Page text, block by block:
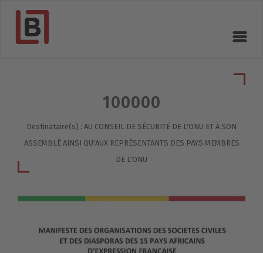
100000
Destinataire(s) : AU CONSEIL DE SÉCURITÉ DE L'ONU ET À SON
ASSEMBLÉ AINSI QU'AUX REPRÉSENTANTS DES PAYS MEMBRES
DE L'ONU